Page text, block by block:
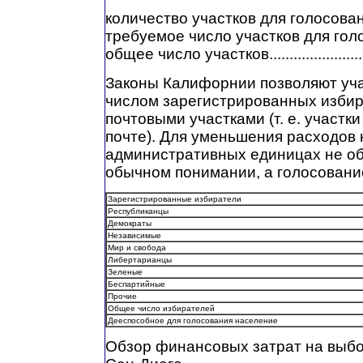
количество участков для
требуемое число участков для
общее число
Законы Калифорнии позволяют
числом зарегистрированных
почтовыми участками (т. е.
почте). Для уменьшения расходов
административных единицах не
обычном понимании, а
Зарегистрированные избиратели
Республиканцы
Демократы
Независимые
Мир и свобода
Либертарианцы
Зеленые
Беспартийные
Прочие
Общее число избирателей
Дееспособное для голосования население
Обзор финансовых затрат на